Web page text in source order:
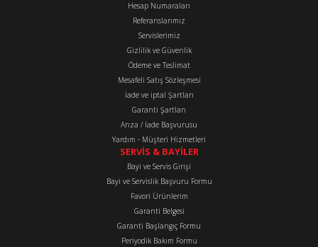
Ürün resmi kalitesiz, bozuk veya görüntülenemiyor.
Ürün bilgilerinde hatalar bulunuyor.
Ürün fiyatı diğer sitelerden daha pahalı.
Bu ürüne benzer farklı alternatifler olmalı.
Gönder
Hesap Numaraları
Referanslarımız
Servislerimiz
Gizlilik ve Güvenlik
Ödeme ve Teslimat
Mesafeli Satış Sözleşmesi
İade ve iptal Şartları
Garanti Şartları
Arıza / İade Başvurusu
Yardım - Müşteri Hizmetleri
SERVİS & BAYİLER
Bayi ve Servis Girişi
Bayi ve Servislik Başvuru Formu
Favori Ürünlerim
Garanti Belgesi
Garanti Başlangıç Formu
Periyodik Bakım Formu